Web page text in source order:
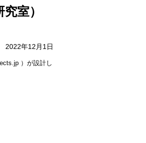
室）
2022年12月1日
）が設計し